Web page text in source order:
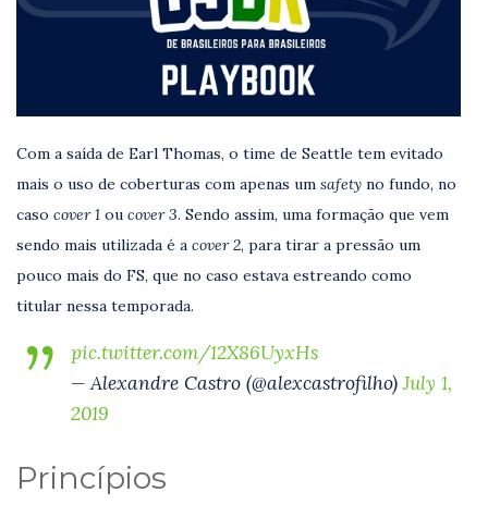
Com a saída de Earl Thomas, o time de Seattle tem evitado
mais o uso de coberturas com apenas um safety no fundo, no
caso cover 1 ou cover 3. Sendo assim, uma formação que vem
sendo mais utilizada é a cover 2, para tirar a pressão um
pouco mais do FS, que no caso estava estreando como
titular nessa temporada.
pic.twitter.com/12X86UyxHs
— Alexandre Castro (@alexcastrofilho)July 1,
2019
Princípios